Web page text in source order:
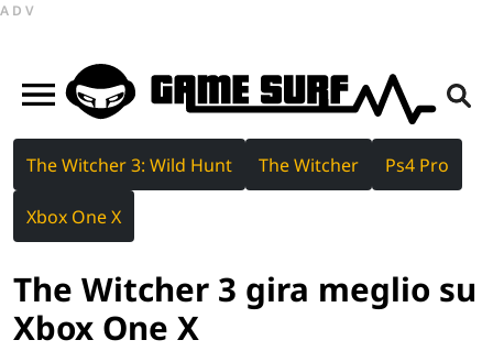
ADV
The Witcher 3: Wild Hunt The Witcher Ps4 Pro
Xbox One X
The Witcher 3 gira meglio su
Xbox One X